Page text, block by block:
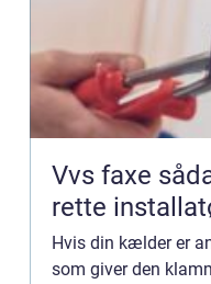
Vvs faxe sådan vælger du den
rette
Hvis din kælder er
som giver den